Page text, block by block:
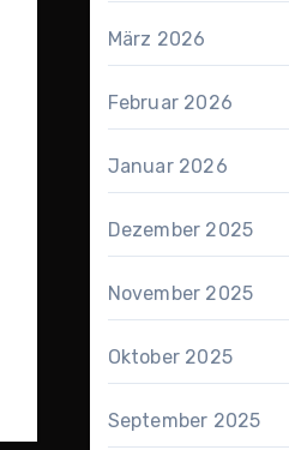
März 2026
Februar 2026
Januar 2026
Dezember 2025
November 2025
Oktober 2025
September 2025